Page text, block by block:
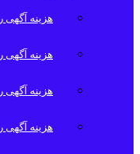
هزینه آگهی
هزینه آگهی
هزینه آگهی
هزینه